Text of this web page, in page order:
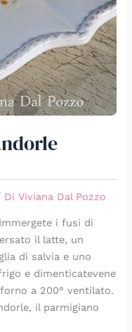
DiViviana Dal Pozzo
i fusi di
il latte, un
di salvia e uno
e dimenticatevene
a 200° ventilato.
il parmigiano